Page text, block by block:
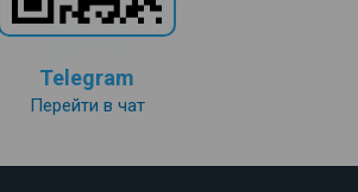
Telegram
Перейти в чат